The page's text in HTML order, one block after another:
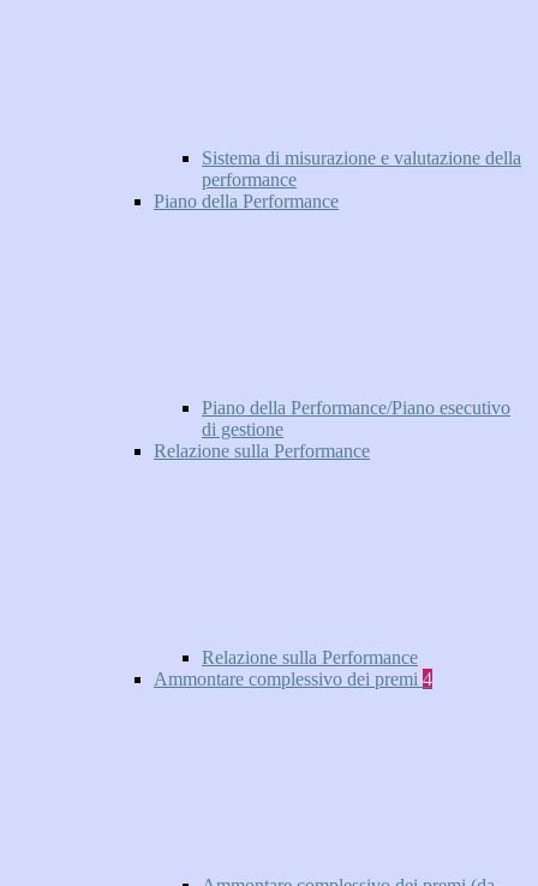
Sistema di misurazione e valutazione della
performance
Piano della Performance
Piano della Performance/Piano esecutivo
di gestione
Relazione sulla Performance
Relazione sulla Performance
Ammontare complessivo dei premi 4